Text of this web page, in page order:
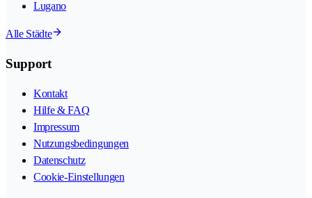
Lugano
Alle Städte
Support
Kontakt
Hilfe & FAQ
Impressum
Nutzungsbedingungen
Datenschutz
Cookie-Einstellungen